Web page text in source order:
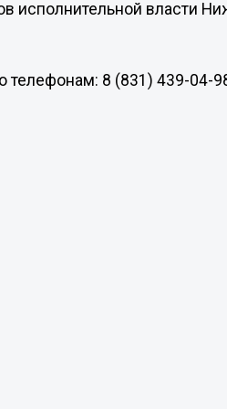
исполнительной власти
8 (831) 439-04-